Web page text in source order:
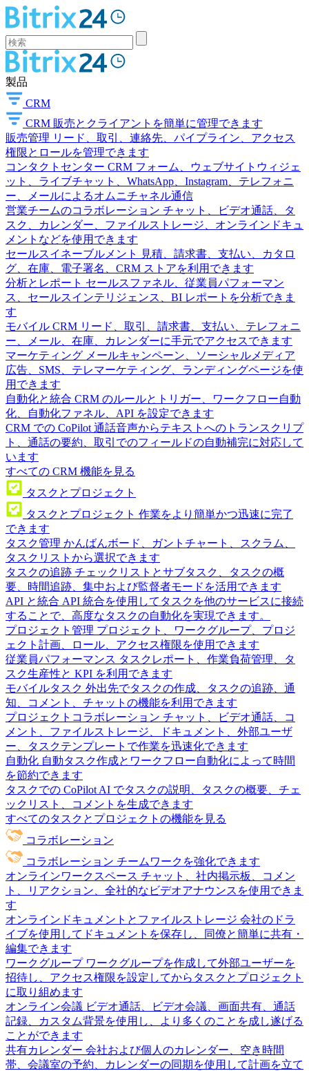
製品
CRM
CRM 販売とクライアントを簡単に管理できます
販売管理 リード、取引、連絡先、パイプライン、アクセス
権限とロールを管理できます
コンタクトセンター CRM フォーム、ウェブサイトウィジェ
ット、ライブチャット、WhatsApp、Instagram、テレフォニ
ー、メールによるオムニチャネル通信
営業チームのコラボレーション チャット、ビデオ通話、タ
スク、カレンダー、ファイルストレージ、オンラインドキュ
メントなどを使用できます
セールスイネーブルメント
見積、請求書、支払い、カタロ
グ、在庫、電子署名、CRM ストアを利用できます
分析とレポート セールスファネル、従業員パフォーマン
ス、セールスインテリジェンス、BI レポートを分析できま
す
モバイル CRM リード、取引、請求書、支払い、テレフォニ
ー、メール、在庫、カレンダーに手元でアクセスできます
マーケティング メールキャンペーン、ソーシャルメディア
広告、SMS、テレマーケティング、ランディングページを使
用できます
自動化と統合 CRM のルールとトリガー、ワークフロー自動
化、自動化ファネル、API を設定できます
CRM での CoPilot 通話音声からテキストへのトランスクリプ
ト、通話の要約、取引でのフィールドの自動補完に対応して
います
すべての CRM 機能を見る
タスクとプロジェクト
タスクとプロジェクト 作業をより簡単かつ迅速に完了
できます
タスク管理 かんばんボード、ガントチャート、スクラム、
タスクリストから選択できます
タスクの追跡 チェックリストとサブタスク、タスクの概
要、時間追跡、集中および監督者モードを活用できます
API と統合 API 統合を使用してタスクを他のサービスに接続
することで、高度なタスクの自動化を実現できます。
プロジェクト管理 プロジェクト、ワークグループ、プロジ
ェクト計画、ロール、アクセス権限を使用できます
従業員パフォーマンス タスクレポート、作業負荷管理、タ
スク生産性と KPI を利用できます
モバイルタスク 外出先でタスクの作成、タスクの追跡、通
知、コメント、チャットの機能を利用できます
プロジェクトコラボレーション チャット、ビデオ通話、コ
メント、ファイルストレージ、ドキュメント、外部ユーザ
ー、タスクテンプレートで作業を迅速化できます
自動化 自動タスク作成とワークフロー自動化によって時間
を節約できます
タスクでの CoPilot AI でタスクの説明、タスクの概要、チェ
ックリスト、コメントを生成できます
すべてのタスクとプロジェクトの機能を見る
コラボレーション
コラボレーション チームワークを強化できます
オンラインワークスペース チャット、社内掲示板、コメン
ト、リアクション、全社的なビデオアナウンスを使用できま
す
オンラインドキュメントとファイルストレージ 会社のドラ
イブを使用してドキュメントを保存し、同僚と簡単に共有・
編集できます
ワークグループ ワークグループを作成して外部ユーザーを
招待し、アクセス権限を設定してからタスクとプロジェクト
に取り組めます
オンライン会議 ビデオ通話、ビデオ会議、画面共有、通話
記録、カスタム背景を使用し、より多くのことを成し遂げる
ことができます
共有カレンダー 会社および個人のカレンダー、空き時間
帯、会議室の予約、カレンダーの同期を使用して計画を立て